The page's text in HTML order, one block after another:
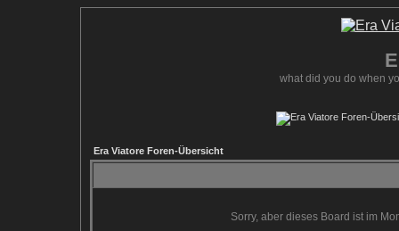
what did you do when
Era Viatore Foren-Übersicht
Sorry, aber dieses Board ist im